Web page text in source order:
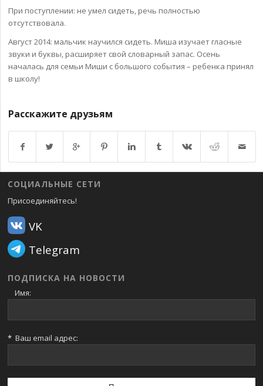
При поступлении: не умел сидеть, речь полностью
отсутствовала.
Август 2014: мальчик научился сидеть. Миша изучает гласные
звуки и буквы, расширяет свой словарный запас. Осень
началась для семьи Миши с большого события – ребенка принял
в школу!
Расскажите друзьям
Возврат к списку
СОЦИАЛЬНЫЕ СЕТИ
Присоединяйтесь!
VK
Telegram
ПОДПИСКА НА НОВОСТИ
Имя:
* Ваш email адрес: